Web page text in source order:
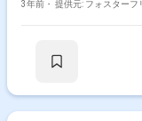
経験をお持ちで、かつフ
AWS または Azure(設計
3年前・ 提供元: フォスターフ